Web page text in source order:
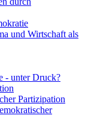
und Wirtschaft als
- unter Druck?
Partizipation